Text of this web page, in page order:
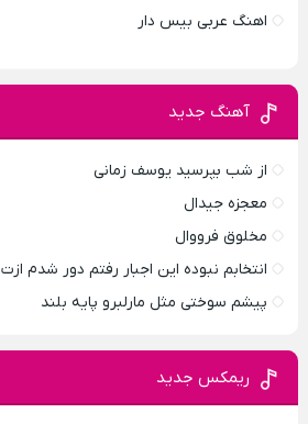
اهنگ عربی بیس دار
آهنگ جدید
از شب بپرسید یوسف زمانی
معجزه جیدال
مخلوق فرووال
انتخابم نبوده این اجبار رفتم دور شدم ازت
پیشم سوختی مثل مارلبرو پایه بلند
ریمکس جدید